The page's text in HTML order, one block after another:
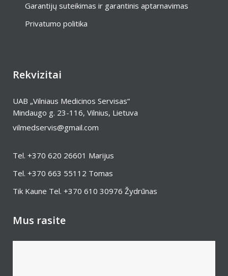
Garantijų suteikimas ir garantinis aptarnavimas
Privatumo politika
Rekvizitai
UAB „Vilniaus Medicinos Servisas“
Mindaugo g. 23-116, Vilnius, Lietuva
vilmedservis@gmail.com
Tel. +370 620 26601 Marijus
Tel. +370 663 55112 Tomas
Tik Kaune Tel. +370 610 30976 Žydrūnas
Mus rasite